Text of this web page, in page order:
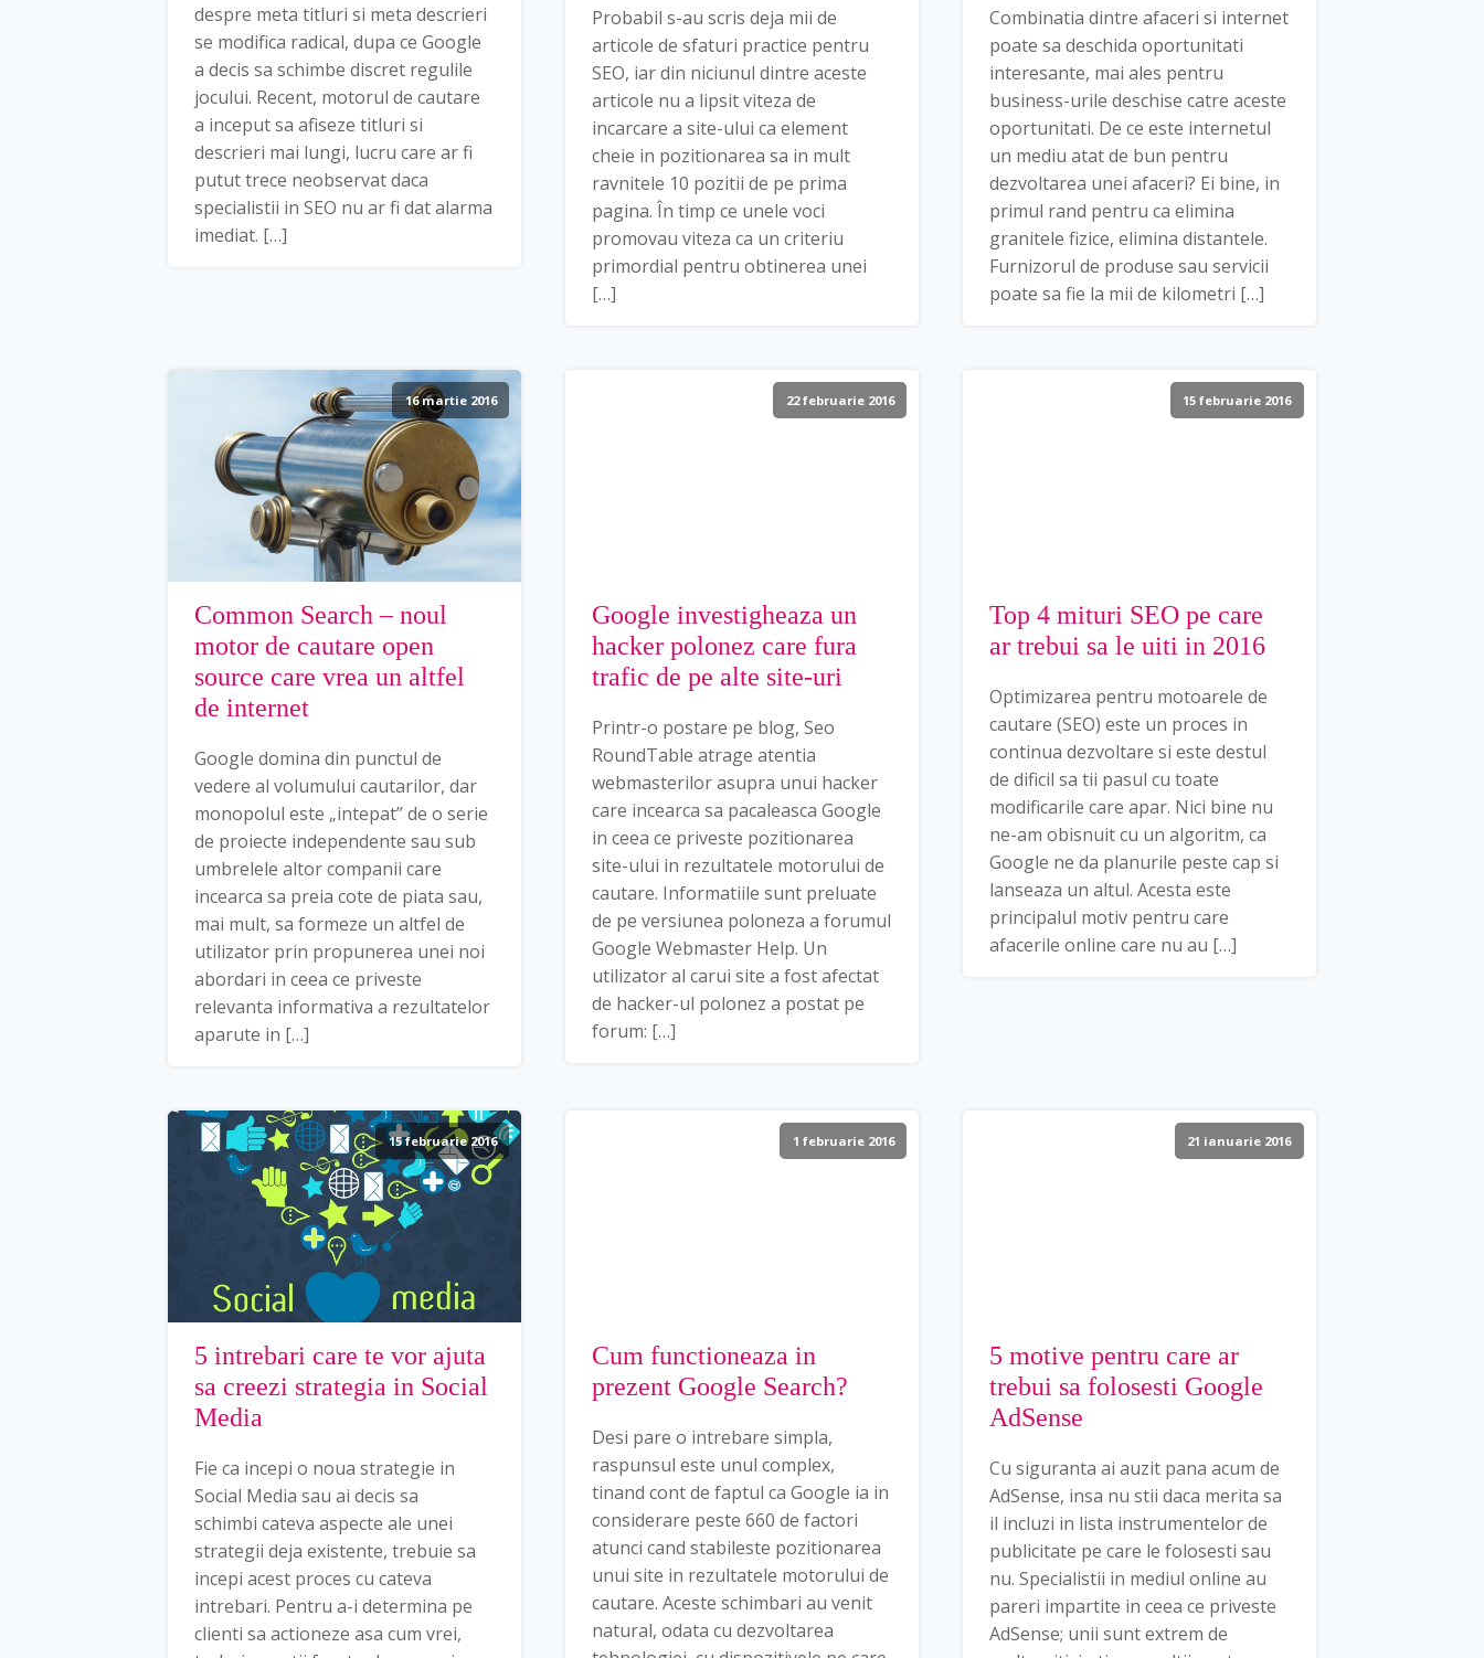
despre meta titluri si meta descrieri
se modifica radical, dupa ce Google
a decis sa schimbe discret regulile
jocului. Recent, motorul de cautare
a inceput sa afiseze titluri si
descrieri mai lungi, lucru care ar fi
putut trece neobservat daca
specialistii in SEO nu ar fi dat alarma
imediat. […]
Probabil s-au scris deja mii de
articole de sfaturi practice pentru
SEO, iar din niciunul dintre aceste
articole nu a lipsit viteza de
incarcare a site-ului ca element
cheie in pozitionarea sa in mult
ravnitele 10 pozitii de pe prima
pagina. În timp ce unele voci
promovau viteza ca un criteriu
primordial pentru obtinerea unei
[…]
Combinatia dintre afaceri si internet
poate sa deschida oportunitati
interesante, mai ales pentru
business-urile deschise catre aceste
oportunitati. De ce este internetul
un mediu atat de bun pentru
dezvoltarea unei afaceri? Ei bine, in
primul rand pentru ca elimina
granitele fizice, elimina distantele.
Furnizorul de produse sau servicii
poate sa fie la mii de kilometri […]
16 martie 2016
Common Search – noul
motor de cautare open
source care vrea un altfel
de internet
Google domina din punctul de
vedere al volumului cautarilor, dar
monopolul este „intepat” de o serie
de proiecte independente sau sub
umbrelele altor companii care
incearca sa preia cote de piata sau,
mai mult, sa formeze un altfel de
utilizator prin propunerea unei noi
abordari in ceea ce priveste
relevanta informativa a rezultatelor
aparute in […]
22 februarie 2016
Google investigheaza un
hacker polonez care fura
trafic de pe alte site-uri
Printr-o postare pe blog, Seo
RoundTable atrage atentia
webmasterilor asupra unui hacker
care incearca sa pacaleasca Google
in ceea ce priveste pozitionarea
site-ului in rezultatele motorului de
cautare. Informatiile sunt preluate
de pe versiunea poloneza a forumul
Google Webmaster Help. Un
utilizator al carui site a fost afectat
de hacker-ul polonez a postat pe
forum: […]
15 februarie 2016
Top 4 mituri SEO pe care
ar trebui sa le uiti in 2016
Optimizarea pentru motoarele de
cautare (SEO) este un proces in
continua dezvoltare si este destul
de dificil sa tii pasul cu toate
modificarile care apar. Nici bine nu
ne-am obisnuit cu un algoritm, ca
Google ne da planurile peste cap si
lanseaza un altul. Acesta este
principalul motiv pentru care
afacerile online care nu au […]
15 februarie 2016
5 intrebari care te vor ajuta
sa creezi strategia in Social
Media
Fie ca incepi o noua strategie in
Social Media sau ai decis sa
schimbi cateva aspecte ale unei
strategii deja existente, trebuie sa
incepi acest proces cu cateva
intrebari. Pentru a-i determina pe
clienti sa actioneze asa cum vrei,
1 februarie 2016
Cum functioneaza in
prezent Google Search?
Desi pare o intrebare simpla,
raspunsul este unul complex,
tinand cont de faptul ca Google ia in
considerare peste 660 de factori
atunci cand stabileste pozitionarea
unui site in rezultatele motorului de
cautare. Aceste schimbari au venit
natural, odata cu dezvoltarea
21 ianuarie 2016
5 motive pentru care ar
trebui sa folosesti Google
AdSense
Cu siguranta ai auzit pana acum de
AdSense, insa nu stii daca merita sa
il incluzi in lista instrumentelor de
publicitate pe care le folosesti sau
nu. Specialistii in mediul online au
pareri impartite in ceea ce priveste
AdSense; unii sunt extrem de